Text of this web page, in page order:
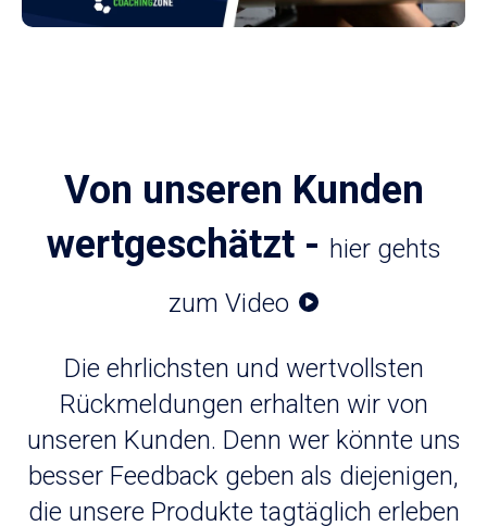
Von unseren Kunden
wertgeschätzt - hier gehts
zum Video
Die ehrlichsten und wertvollsten
Rückmeldungen erhalten wir von
unseren Kunden. Denn wer könnte uns
besser Feedback geben als diejenigen,
die unsere Produkte tagtäglich erleben